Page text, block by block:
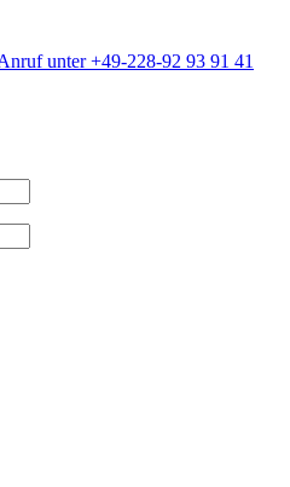
unter +49-228-92 93 91 41